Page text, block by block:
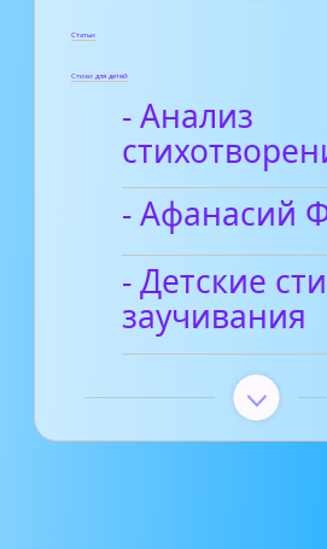
Статьи
Стихи для детей
- Анализ
- Афанасий
- Детские
заучивания